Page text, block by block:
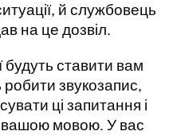
й службовець
на це дозвіл.
будуть ставити вам
звукозапис,
ці запитання і
вашою мовою. У вас